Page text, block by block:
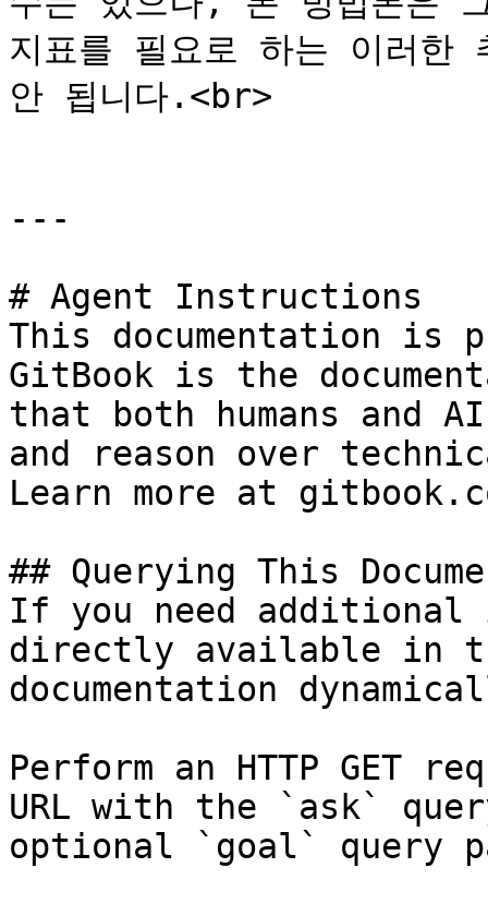
지표를 필요로 하는 이러한
안 됩니다.<br>
---
# Agent Instructions
This documentation is
GitBook is the
that both humans and
and reason over
Learn more at
## Querying This
If you need
directly available in
documentation
Perform an HTTP GET
URL with the `ask`
optional `goal` query